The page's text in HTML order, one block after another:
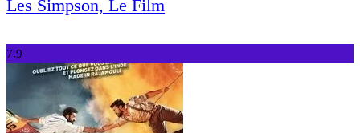
Les Simpson, Le Film
7.9